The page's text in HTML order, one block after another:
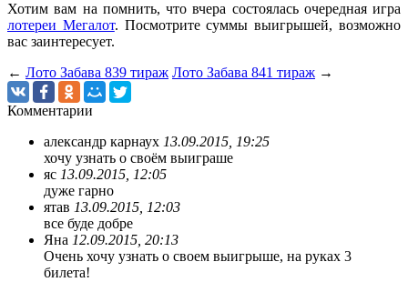
Хотим вам на помнить, что вчера состоялась очередная игра
лотереи Мегалот. Посмотрите суммы выигрышей, возможно
вас заинтересует.
← Лото Забава 839 тираж Лото Забава 841 тираж →
Комментарии
александр карнаух 13.09.2015, 19:25
хочу узнать о своём выиграше
яс 13.09.2015, 12:05
дуже гарно
ятав 13.09.2015, 12:03
все буде добре
Яна 12.09.2015, 20:13
Очень хочу узнать о своем выигрыше, на руках 3
билета!